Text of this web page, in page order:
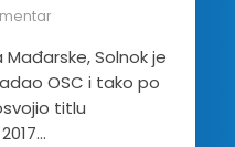
Solnok je
OSC i tako po
titlu